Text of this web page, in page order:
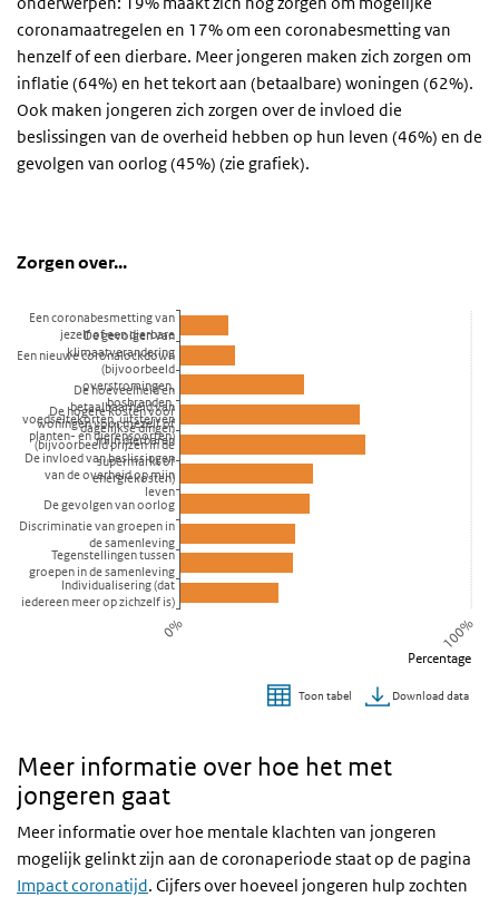
coronamaatregelen en 17% om een coronabesmetting van
henzelf of een dierbare. Meer jongeren maken zich zorgen om
inflatie (64%) en het tekort aan (betaalbare) woningen (62%).
Ook maken jongeren zich zorgen over de invloed die
beslissingen van de overheid hebben op hun leven (46%) en de
gevolgen van oorlog (45%) (zie grafiek).
Zorgen over
Sla de grafiek 'Zorgen over...' over en ga naar de datatabel
Zorgen over...
Bekijk als data tabel.
De grafiek heeft 1 X-as die categories weergeeft.
De grafiek heeft 1 Y-as die Percentage weergeeft.
Percentage
Zorgen over...
0% 100%
Een coronabesmetting van
jezelf of een dierbare
Een nieuwe coronalockdown
De gevolgen van
klimaatverandering
(bijvoorbeeld
overstromingen,
bosbranden,
voedseltekorten, uitsterven
planten- en dierensoorten)
De hoeveelheid en
betaalbaarheid van
woningen voor mezelf of
mijn dierbaren
De hogere kosten voor
dagelijkse dingen
(bijvoorbeeld prijzen in de
supermarkt of
energiekosten)
De invloed van beslissingen
van de overheid op mijn
leven
De gevolgen van oorlog
Discriminatie van groepen in
de samenleving
Tegenstellingen tussen
groepen in de samenleving
Individualisering (dat
iedereen meer op zichzelf is)
Toon tabel Download data
Meer informatie over hoe het met
jongeren gaat
Meer informatie over hoe mentale klachten van jongeren
mogelijk gelinkt zijn aan de coronaperiode staat op de pagina
Impact coronatijd. Cijfers over hoeveel jongeren hulp zochten